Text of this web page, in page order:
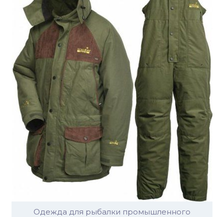
Одежда для рыбалки промышленного